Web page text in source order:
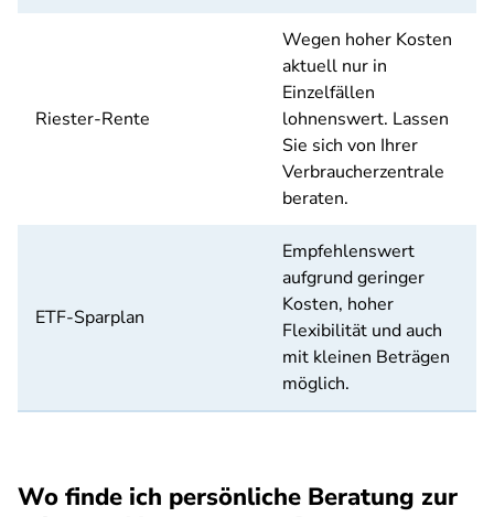
Riester-Rente
Wegen hoher Kosten
aktuell nur in
Einzelfällen
lohnenswert. Lassen
Sie sich von Ihrer
Verbraucherzentrale
beraten.
ETF-Sparplan
Empfehlenswert
aufgrund geringer
Kosten, hoher
Flexibilität und auch
mit kleinen Beträgen
möglich.
Wo finde ich persönliche Beratung zur